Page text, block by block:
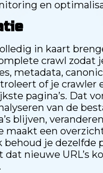
en
in kaart
crawl zodat
metadata,
of je crawler
pagina’s. Dat
van de
blijven,
maakt een
behoud je dezelfde
dat nieuwe URL’s